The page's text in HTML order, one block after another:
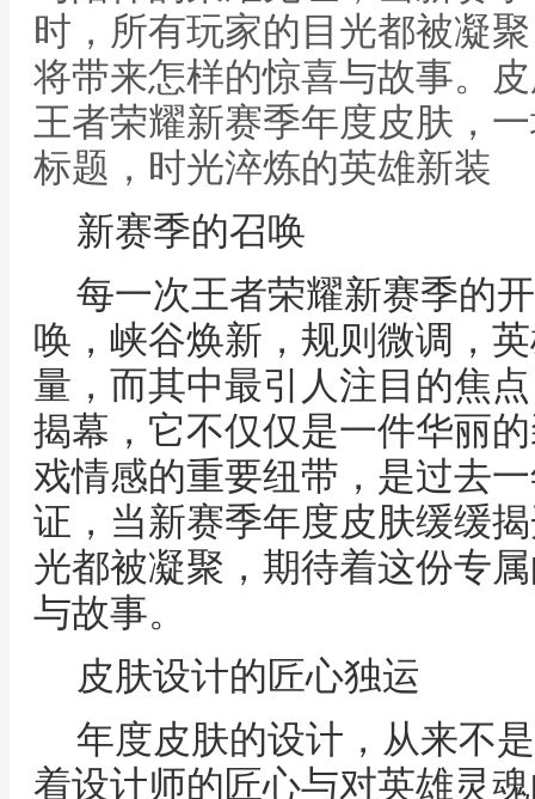
时，所有玩家的目光都被凝
将带来怎样的惊喜与故事。
王者荣耀新赛季年度皮肤，
标题，时光淬炼的英雄新装
新赛季的召唤
每一次王者荣耀新赛季的
唤，峡谷焕新，规则微调，
量，而其中最引人注目的焦
揭幕，它不仅仅是一件华丽
戏情感的重要纽带，是过去
证，当新赛季年度皮肤缓缓
光都被凝聚，期待着这份专
与故事。
皮肤设计的匠心独运
年度皮肤的设计，从来不
着设计师的匠心与对英雄灵